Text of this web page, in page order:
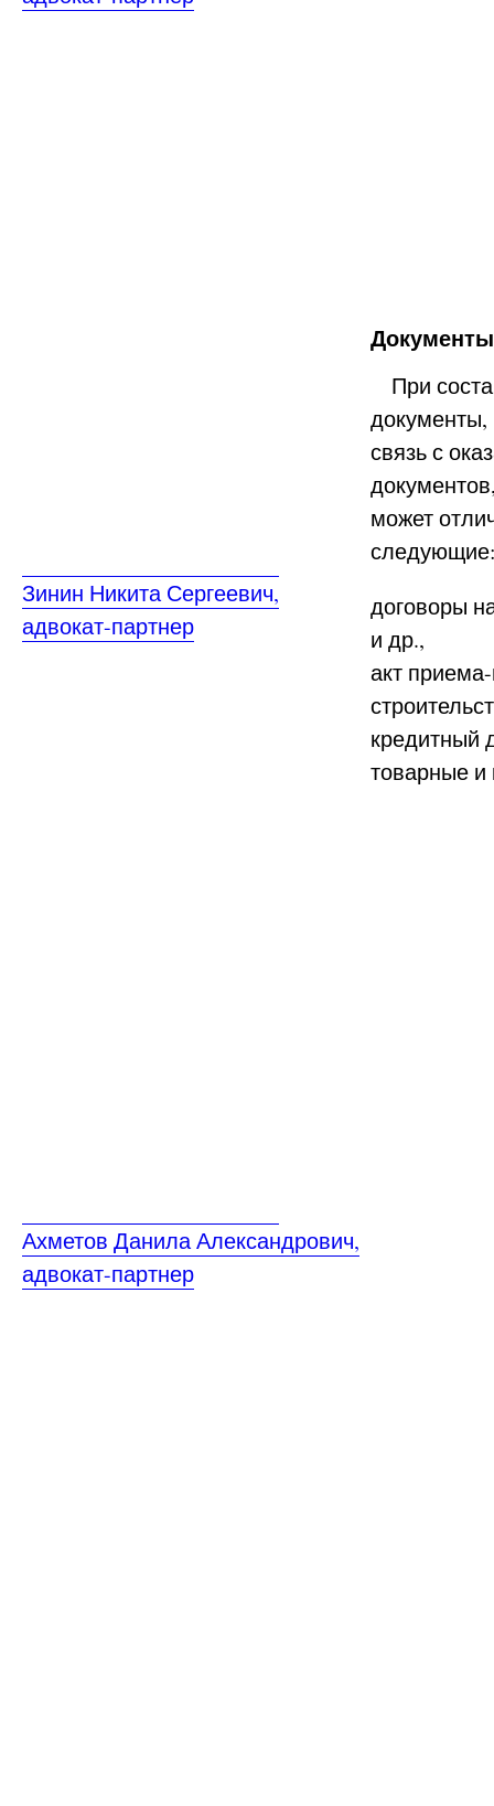
Зинин Никита Сергеевич,
адвокат-партнер
Ахметов Данила Александрович,
адвокат-партнер
При
связь с
может
договоры
и др.,
акт
кредитный
товарные и